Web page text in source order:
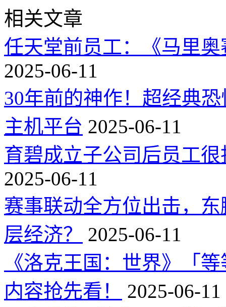
相关文章
任天堂前员工：《马里
2025-06-11
30年前的神作！超经典
主机平台 2025-06-11
育碧成立子公司后员工
2025-06-11
赛事联动全方位出击，
层经济？
2025-06-11
《洛克王国：世界》「
内容抢先看！
2025-06-11